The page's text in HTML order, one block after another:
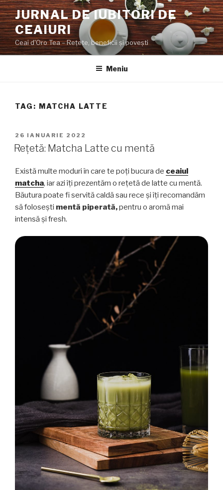
Sari
la
conținut
JURNAL DE IUBITORI DE
CEAIURI
Ceai d'Oro Tea – Rețete, beneficii şi poveşti
Meniu
TAG: MATCHA LATTE
PUBLICAT
PE
26 IANUARIE 2022
Rețetă: Matcha Latte cu mentă
Există multe moduri în care te poți bucura de ceaiul
matcha, iar azi îți prezentăm o rețetă de latte cu mentă.
Băutura poate fi servită caldă sau rece și îți recomandăm
să folosești mentă piperată,pentru o aromă mai
intensă și fresh.